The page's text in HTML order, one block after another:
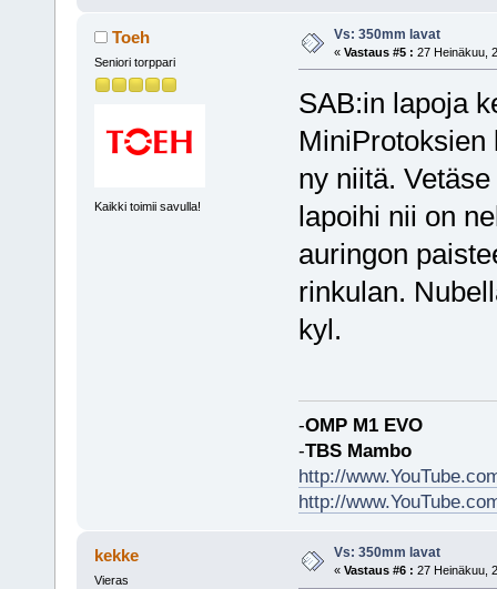
Toeh
Seniori torppari
Kaikki toimii savulla!
Vs: 350mm lavat
« Vastaus #5 : 27 Heinäkuu,
SAB:in lapoja
MiniProtoksien
ny niitä.
lapoihi nii on
auringon
rinkulan.
kyl.
-OMP M1 EVO
-TBS Mambo
http://
http://
kekke
Vieras
Vs: 350mm lavat
« Vastaus #6 : 27 Heinäkuu,